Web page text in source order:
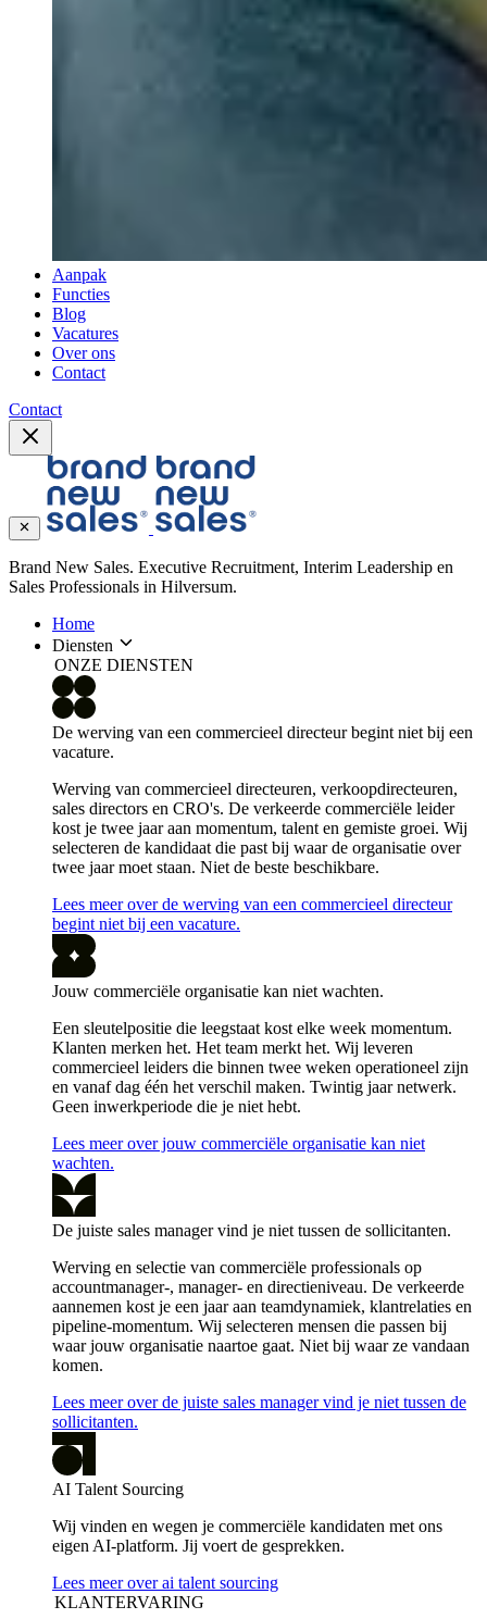
Aanpak
Functies
Blog
Vacatures
Over ons
Contact
Contact
Brand New Sales. Executive Recruitment, Interim Leadership en
Sales Professionals in Hilversum.
Home
Diensten
ONZE DIENSTEN
De werving van een commercieel directeur begint niet bij een
vacature.
Werving van commercieel directeuren, verkoopdirecteuren,
sales directors en CRO's. De verkeerde commerciële leider
kost je twee jaar aan momentum, talent en gemiste groei. Wij
selecteren de kandidaat die past bij waar de organisatie over
twee jaar moet staan. Niet de beste beschikbare.
Lees meer over de werving van een commercieel directeur
begint niet bij een vacature.
Jouw commerciële organisatie kan niet wachten.
Een sleutelpositie die leegstaat kost elke week momentum.
Klanten merken het. Het team merkt het. Wij leveren
commercieel leiders die binnen twee weken operationeel zijn
en vanaf dag één het verschil maken. Twintig jaar netwerk.
Geen inwerkperiode die je niet hebt.
Lees meer over jouw commerciële organisatie kan niet
wachten.
De juiste sales manager vind je niet tussen de sollicitanten.
Werving en selectie van commerciële professionals op
accountmanager-, manager- en directieniveau. De verkeerde
aannemen kost je een jaar aan teamdynamiek, klantrelaties en
pipeline-momentum. Wij selecteren mensen die passen bij
waar jouw organisatie naartoe gaat. Niet bij waar ze vandaan
komen.
Lees meer over de juiste sales manager vind je niet tussen de
sollicitanten.
AI Talent Sourcing
Wij vinden en wegen je commerciële kandidaten met ons
eigen AI-platform. Jij voert de gesprekken.
Lees meer over ai talent sourcing
KLANTERVARING